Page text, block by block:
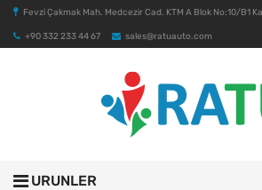
Fevzi Çakmak Mah. Medcezir Cad. KTM A Blok No:10/B1
+90 332 233 44 67 sales@ratuauto.com
URUNLER